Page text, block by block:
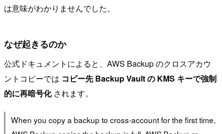
は意味がわかりませんでした。
なぜ起きるのか
公式ドキュメントによると、AWS Backup のクロスアカウ
ントコピーでは コピー先 Backup Vault の KMS キーで強制
的に再暗号化されます。
When you copy a backup to cross-account for the first time,